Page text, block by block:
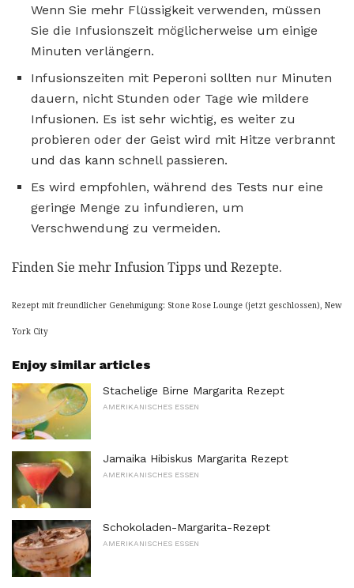
Wenn Sie mehr Flüssigkeit verwenden, müssen
Sie die Infusionszeit möglicherweise um einige
Minuten verlängern.
Infusionszeiten mit Peperoni sollten nur Minuten
dauern, nicht Stunden oder Tage wie mildere
Infusionen. Es ist sehr wichtig, es weiter zu
probieren oder der Geist wird mit Hitze verbrannt
und das kann schnell passieren.
Es wird empfohlen, während des Tests nur eine
geringe Menge zu infundieren, um
Verschwendung zu vermeiden.
Finden Sie mehr Infusion Tipps und Rezepte.
Rezept mit freundlicher Genehmigung: Stone Rose Lounge (jetzt geschlossen), New
York City
Enjoy similar articles
Stachelige Birne Margarita Rezept
AMERIKANISCHES ESSEN
Jamaika Hibiskus Margarita Rezept
AMERIKANISCHES ESSEN
Schokoladen-Margarita-Rezept
AMERIKANISCHES ESSEN